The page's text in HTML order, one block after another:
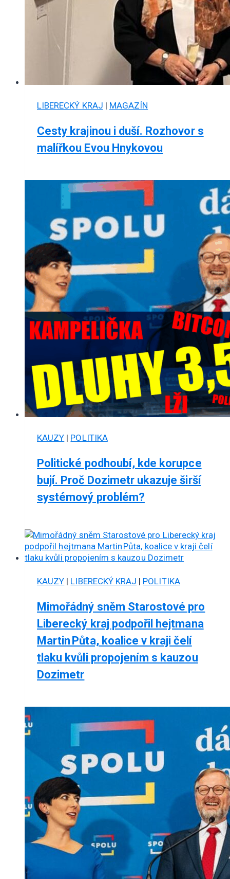
LIBERECKÝ KRAJ | MAGAZÍN
Cesty krajinou i duší. Rozhovor s
malířkou Evou Hnykovou
KAUZY | POLITIKA
Politické podhoubí, kde korupce
bují. Proč Dozimetr ukazuje širší
systémový problém?
KAUZY | LIBERECKÝ KRAJ | POLITIKA
Mimořádný sněm Starostové pro
Liberecký kraj podpořil hejtmana
Martin Půta, koalice v kraji čelí
tlaku kvůli propojením s kauzou
Dozimetr